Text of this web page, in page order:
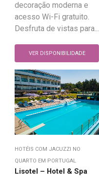
decoração moderna e
acesso Wi-Fi gratuito.
Desfruta de vistas para...
VER DISPONIBILIDADE
HOTÉIS COM JACUZZI NO
QUARTO EM PORTUGAL
Lisotel – Hotel & Spa